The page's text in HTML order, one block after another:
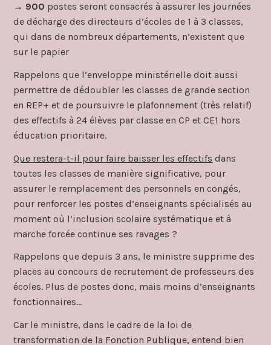
→ 900 postes seront consacrés à assurer les journées
de décharge des directeurs d’écoles de 1 à 3 classes,
qui dans de nombreux départements, n’existent que
sur le papier
Rappelons que l’enveloppe ministérielle doit aussi
permettre de dédoubler les classes de grande section
en REP+ et de poursuivre le plafonnement (très relatif)
des effectifs à 24 élèves par classe en CP et CE1 hors
éducation prioritaire.
Que restera-t-il pour faire baisser les effectifs dans
toutes les classes de manière significative, pour
assurer le remplacement des personnels en congés,
pour renforcer les postes d’enseignants spécialisés au
moment où l’inclusion scolaire systématique et à
marche forcée continue ses ravages ?
Rappelons que depuis 3 ans, le ministre supprime des
places au concours de recrutement de professeurs des
écoles. Plus de postes donc, mais moins d’enseignants
fonctionnaires…
Car le ministre, dans le cadre de la loi de
transformation de la Fonction Publique, entend bien